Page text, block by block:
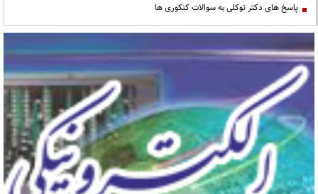
پاسخ های دکتر توکلی به سوالات کنکوری ها